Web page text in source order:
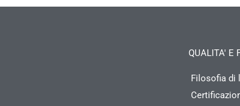
QUALITA' E
Filosofia di